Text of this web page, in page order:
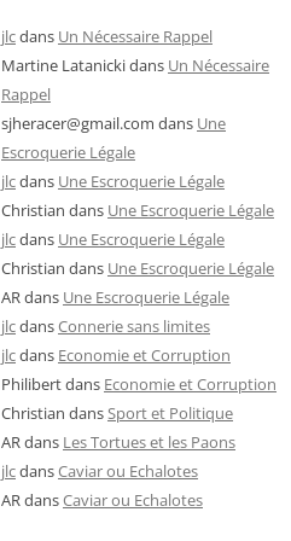
jlcdans Un Nécessaire Rappel
Martine Latanickidans Un Nécessaire
Rappel
sjheracer@gmail.com dans Une
Escroquerie Légale
jlcdans Une Escroquerie Légale
Christian dans Une Escroquerie Légale
jlcdans Une Escroquerie Légale
Christian dans Une Escroquerie Légale
ARdans Une Escroquerie Légale
jlcdansConnerie sans limites
jlcdans Economie et Corruption
Philibertdans Economie et Corruption
Christian dansSport et Politique
ARdans Les Tortues et les Paons
jlcdansCaviar ou Echalotes
ARdansCaviar ou Echalotes